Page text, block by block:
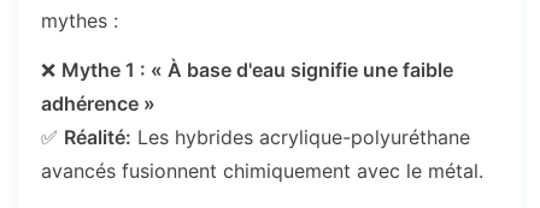
mythes :
❌ Mythe 1 : « À base d'eau signifie une faible
adhérence »
✅ Réalité: Les hybrides acrylique-polyuréthane
avancés fusionnent chimiquement avec le métal.